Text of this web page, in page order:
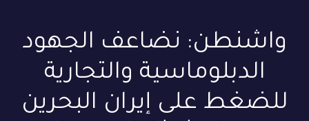
واشنطن: نضاعف الجهود
الدبلوماسية والتجارية
للضغط على إيران البحرين